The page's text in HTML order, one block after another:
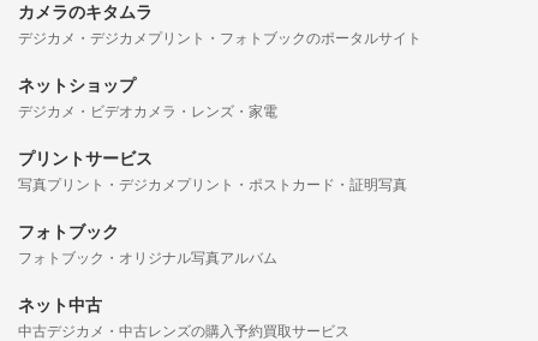
カメラのキタムラ
デジカメ・デジカメプリント・フォトブックのポータルサイト
ネットショップ
デジカメ・ビデオカメラ・レンズ・家電
プリントサービス
写真プリント・デジカメプリント・ポストカード・証明写真
フォトブック
フォトブック・オリジナル写真アルバム
ネット中古
中古デジカメ・中古レンズの購入予約買取サービス